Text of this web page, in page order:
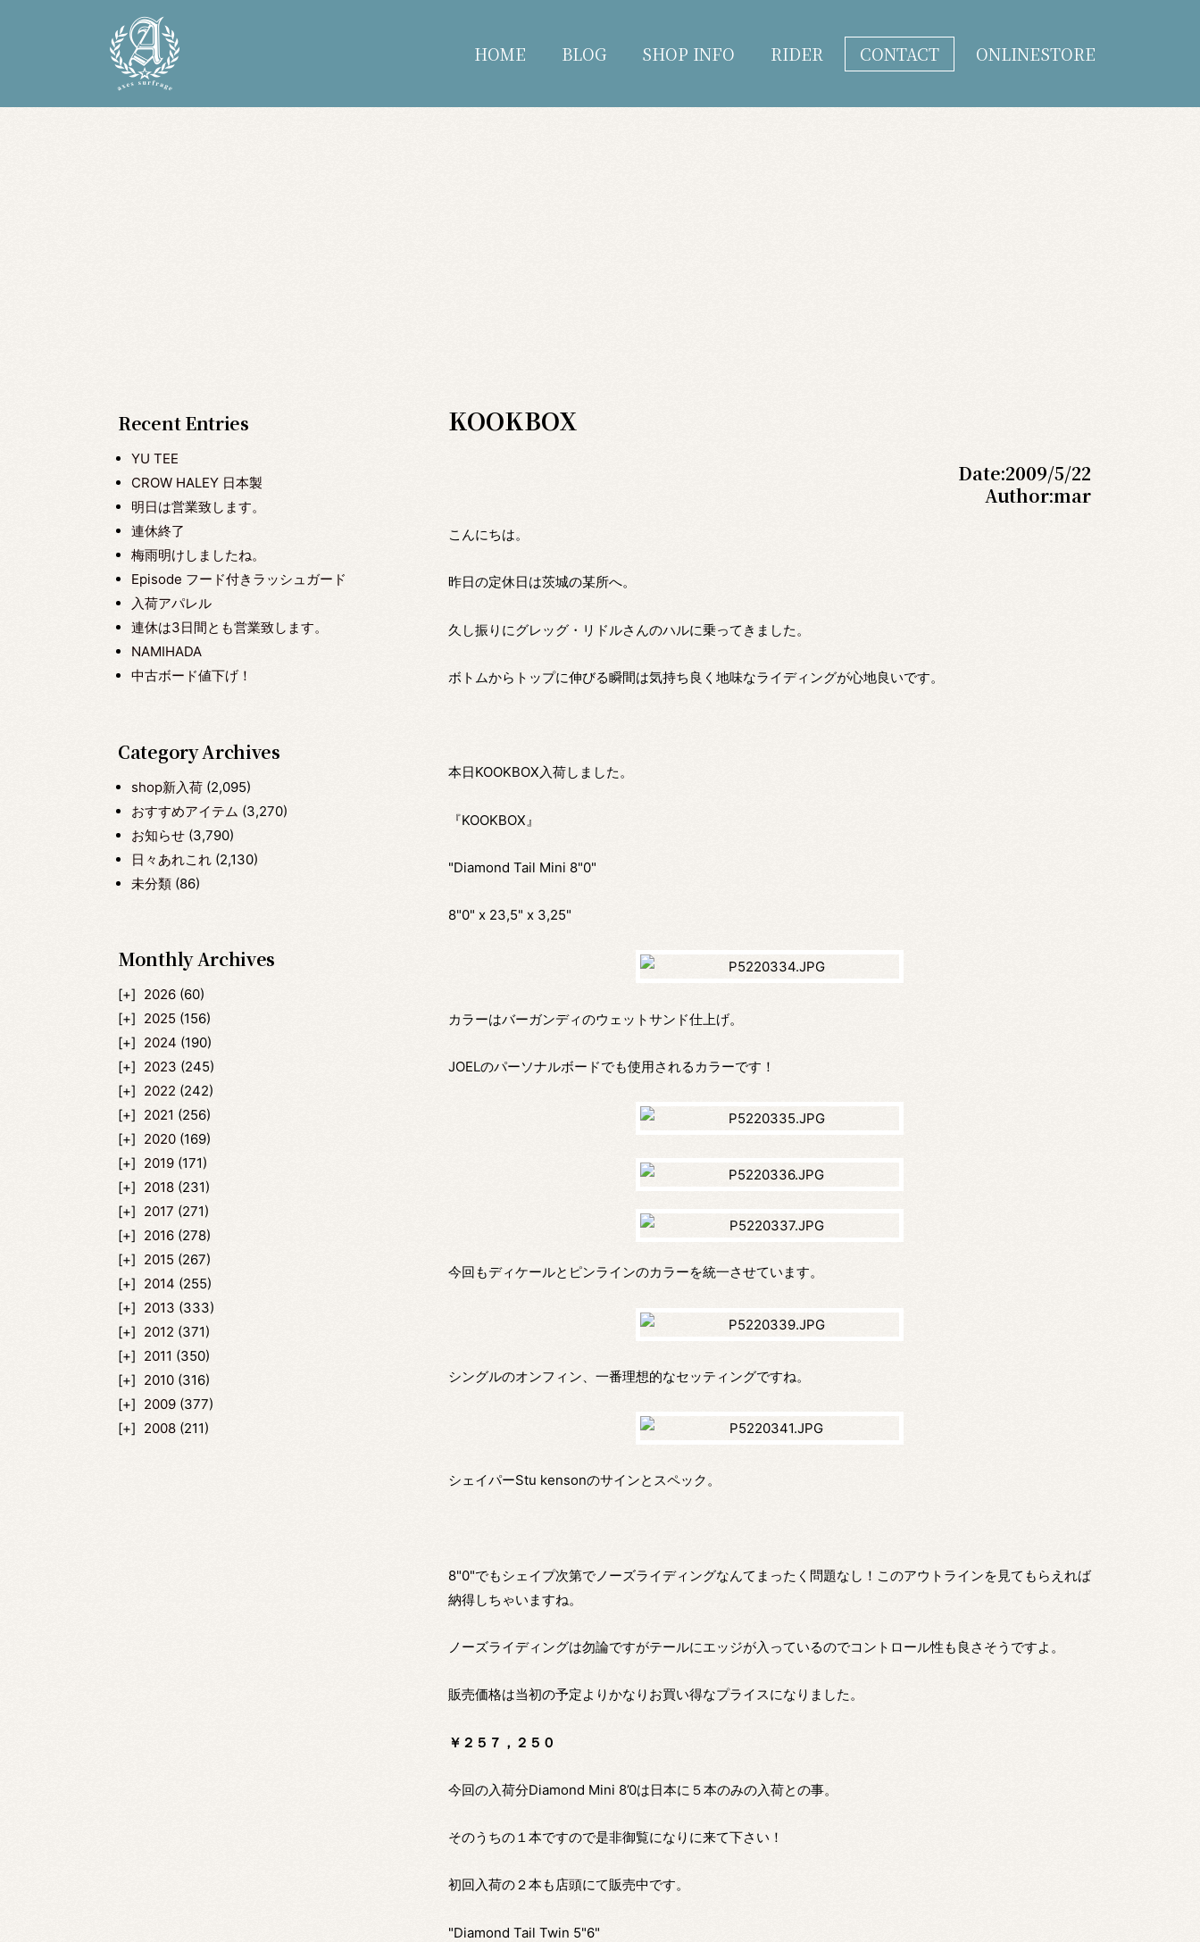
HOME BLOG SHOP INFO RIDER CONTACT ONLINESTORE
Recent Entries
YU TEE
CROW HALEY 日本製
明日は営業致します。
連休終了
梅雨明けしましたね。
Episode フード付きラッシュガード
入荷アパレル
連休は3日間とも営業致します。
NAMIHADA
中古ボード値下げ！
Category Archives
shop新入荷 (2,095)
おすすめアイテム (3,270)
お知らせ (3,790)
日々あれこれ (2,130)
未分類 (86)
Monthly Archives
2026 (60)
2025 (156)
2024 (190)
2023 (245)
2022 (242)
2021 (256)
2020 (169)
2019 (171)
2018 (231)
2017 (271)
2016 (278)
2015 (267)
2014 (255)
2013 (333)
2012 (371)
2011 (350)
2010 (316)
2009 (377)
2008 (211)
KOOKBOX
Date:2009/5/22
Author:mar
こんにちは。
昨日の定休日は茨城の某所へ。
久し振りにグレッグ・リドルさんのハルに乗ってきました。
ボトムからトップに伸びる瞬間は気持ち良く地味なライディングが心地良いです。
本日KOOKBOX入荷しました。
『KOOKBOX』
"Diamond Tail Mini 8"0"
8"0" x 23,5" x 3,25"
カラーはバーガンディのウェットサンド仕上げ。
JOELのパーソナルボードでも使用されるカラーです！
今回もディケールとピンラインのカラーを統一させています。
シングルのオンフィン、一番理想的なセッティングですね。
シェイパーStu kensonのサインとスペック。
8"0"でもシェイプ次第でノーズライディングなんてまったく問題なし！このアウトラインを見てもらえれば
納得しちゃいますね。
ノーズライディングは勿論ですがテールにエッジが入っているのでコントロール性も良さそうですよ。
販売価格は当初の予定よりかなりお買い得なプライスになりました。
￥２５７，２５０
今回の入荷分Diamond Mini 8’0は日本に５本のみの入荷との事。
そのうちの１本ですので是非御覧になりに来て下さい！
初回入荷の２本も店頭にて販売中です。
"Diamond Tail Twin 5"6"